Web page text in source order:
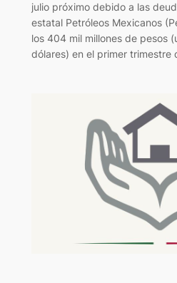
julio próximo debido a las
estatal Petróleos Mexicanos
los 404 mil millones de pesos
dólares) en el primer trimestre